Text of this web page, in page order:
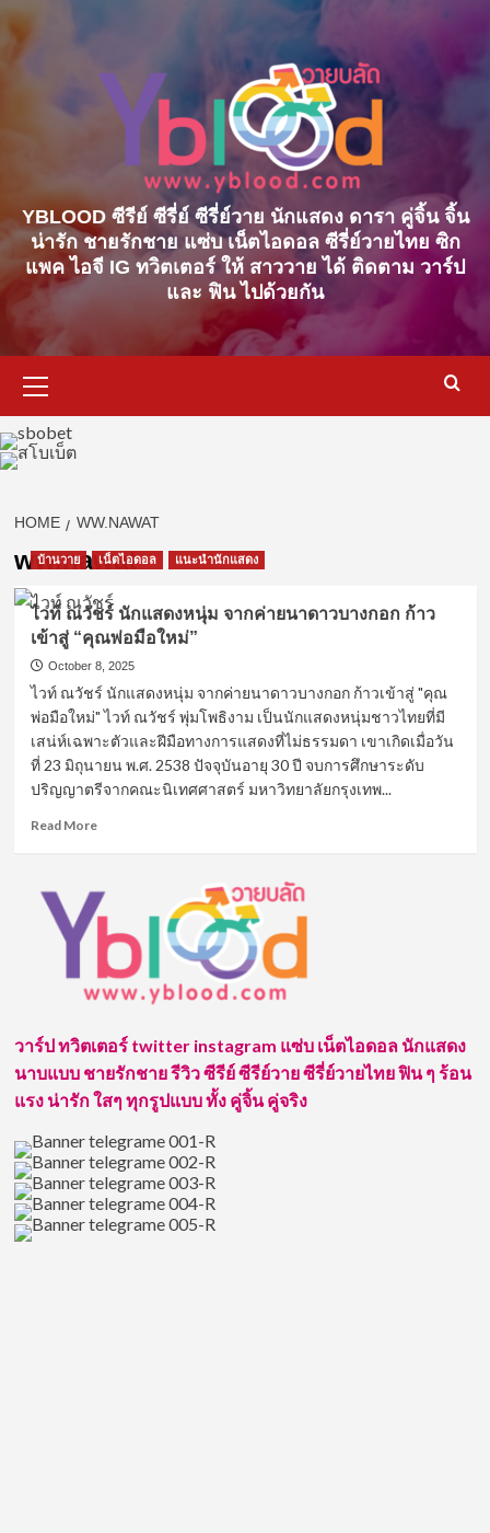
Skip
to
YBLOOD ซีรีย์ ซีรี่ย์ ซีรี่ย์วาย นักแสดง ดารา คู่จิ้น จิ้น
น่ารัก ชายรักชาย แซ่บ เน็ตไอดอล ซีรี่ย์วายไทย ซิก
แพค ไอจี IG ทวิตเตอร์ ให้ สาววาย ได้ ติดตาม วาร์ป
และ ฟิน ไปด้วยกัน
Menu
HOME WW.NAWAT
ww.nawat
บ้านวาย เน็ตไอดอล แนะนำนักแสดง
ไวท์ ณวัชร์ นักแสดงหนุ่ม จากค่ายนาดาวบางกอก ก้าว
เข้าสู่ “คุณพ่อมือใหม่”
October 8, 2025
ไวท์ ณวัชร์ นักแสดงหนุ่ม จากค่ายนาดาวบางกอก ก้าวเข้าสู่ "คุณ
พ่อมือใหม่" ไวท์ ณวัชร์ พุ่มโพธิงาม เป็นนักแสดงหนุ่มชาวไทยที่มี
เสน่ห์เฉพาะตัวและฝีมือทางการแสดงที่ไม่ธรรมดา เขาเกิดเมื่อวัน
ที่ 23 มิถุนายน พ.ศ. 2538 ปัจจุบันอายุ 30 ปี จบการศึกษาระดับ
ปริญญาตรีจากคณะนิเทศศาสตร์ มหาวิทยาลัยกรุงเทพ...
Read MoreRead
ณ
นัก
แสดง
หนุ่ม
นา
ดาว
บางกอก
เข้า
“คุณ
พ่อ
มือ
ใหม่”
วาร์ป ทวิตเตอร์ twitter instagram แซ่บ เน็ตไอดอล นักแสดง
นาบแบบ ชายรักชาย รีวิว ซีรีย์ ซีรีย์วาย ซีรี่ย์วายไทย ฟิน ๆ ร้อน
แรง น่ารัก ใสๆ ทุกรูปแบบ ทั้ง คู่จิ้น คู่จริง